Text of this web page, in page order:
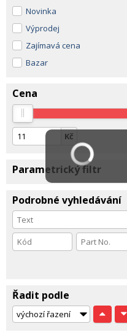
Novinka
Výprodej
Zajímavá cena
Bazar
Cena
Kč
Parametrický filtr
Podrobné vyhledávání
Řadit podle